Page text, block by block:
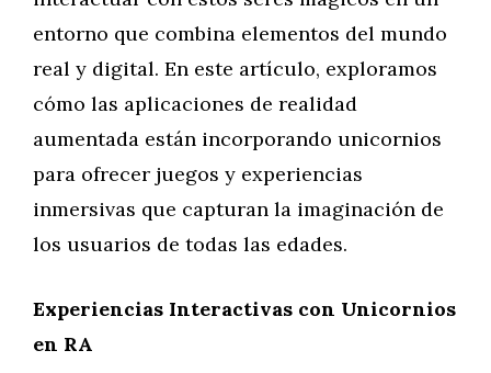
entorno que combina elementos del mundo
real y digital. En este artículo, exploramos
cómo las aplicaciones de realidad
aumentada están incorporando unicornios
para ofrecer juegos y experiencias
inmersivas que capturan la imaginación de
los usuarios de todas las edades.
Experiencias Interactivas con Unicornios
en RA